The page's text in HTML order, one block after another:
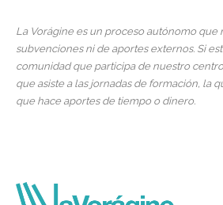
La Vorágine es un proceso autónomo que
subvenciones ni de aportes externos. Si
comunidad que participa de nuestro
que asiste a las jornadas de formación, la
que hace aportes de tiempo o dinero.